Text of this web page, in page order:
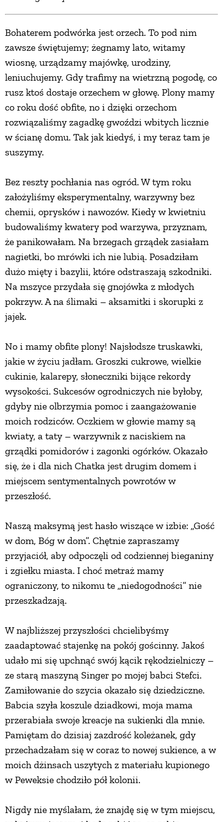
Bohaterem podwórka jest orzech. To pod nim
zawsze świętujemy; żegnamy lato, witamy
wiosnę, urządzamy majówkę, urodziny,
leniuchujemy. Gdy trafimy na wietrzną pogodę, co
rusz ktoś dostaje orzechem w głowę. Plony mamy
co roku dość obfite, no i dzięki orzechom
rozwiązaliśmy zagadkę gwoździ wbitych licznie
w ścianę domu. Tak jak kiedyś, i my teraz tam je
suszymy.
Bez reszty pochłania nas ogród. W tym roku
założyliśmy eksperymentalny, warzywny bez
chemii, oprysków i nawozów. Kiedy w kwietniu
budowaliśmy kwatery pod warzywa, przyznam,
że panikowałam. Na brzegach grządek zasiałam
nagietki, bo mrówki ich nie lubią. Posadziłam
dużo mięty i bazylii, które odstraszają szkodniki.
Na mszyce przydała się gnojówka z młodych
pokrzyw. A na ślimaki – aksamitki i skorupki z
jajek.
No i mamy obfite plony! Najsłodsze truskawki,
jakie w życiu jadłam. Groszki cukrowe, wielkie
cukinie, kalarepy, słoneczniki bijące rekordy
wysokości. Sukcesów ogrodniczych nie byłoby,
gdyby nie olbrzymia pomoc i zaangażowanie
moich rodziców. Oczkiem w głowie mamy są
kwiaty, a taty – warzywnik z naciskiem na
grządki pomidorów i zagonki ogórków. Okazało
się, że i dla nich Chatka jest drugim domem i
miejscem sentymentalnych powrotów w
przeszłość.
Naszą maksymą jest hasło wiszące w izbie: „Gość
w dom, Bóg w dom”. Chętnie zapraszamy
przyjaciół, aby odpoczęli od codziennej bieganiny
i zgiełku miasta. I choć metraż mamy
ograniczony, to nikomu te „niedogodności” nie
przeszkadzają.
W najbliższej przyszłości chcielibyśmy
zaadaptować stajenkę na pokój gościnny. Jakoś
udało mi się upchnąć swój kącik rękodzielniczy –
ze starą maszyną Singer po mojej babci Stefci.
Zamiłowanie do szycia okazało się dziedziczne.
Babcia szyła koszule dziadkowi, moja mama
przerabiała swoje kreacje na sukienki dla mnie.
Pamiętam do dzisiaj zazdrość koleżanek, gdy
przechadzałam się w coraz to nowej sukience, a w
moich dżinsach uszytych z materiału kupionego
w Peweksie chodziło pół kolonii.
Nigdy nie myślałam, że znajdę się w tym miejscu,